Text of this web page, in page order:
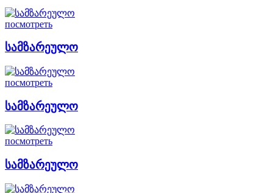
посмотреть
სამზარეულო
посмотреть
სამზარეულო
посмотреть
სამზარეულო